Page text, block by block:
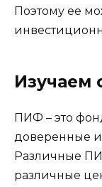
Поэтому ее
Изучаем
ПИФ – это
доверенные
Различные
различные